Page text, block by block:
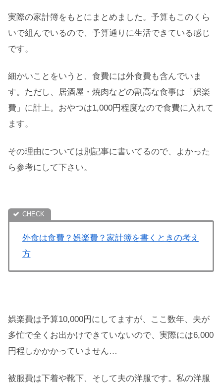
実際の家計簿をもとにまとめました。予算もこのくら
いで組んでいるので、予算通りに生活できている感じ
です。
細かいことをいうと、食費には外食費も含んでいま
す。ただし、居酒屋・焼肉などの割高な食事は「娯楽
費」に計上。おやつは1,000円程度なので食費に入れて
ます。
その理由については別記事に書いてるので、よかった
ら参考にして下さい。
外食は食費？娯楽費？家計簿を書くときの考え
方
娯楽費は予算10,000円にしてますが、ここ数年、夫が
多忙で全くお出かけできていないので、実際には6,000
円程しかかかっていません…
被服費は下着や靴下、そして夫の洋服です。私の洋服